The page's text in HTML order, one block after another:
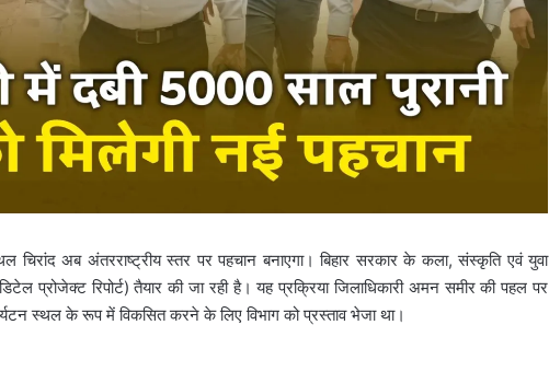
चिरांद अब अंतरराष्ट्रीय स्तर पर पहचान बनाएगा। बिहार सरकार के कला, संस्कृति एवं युवा
प्रोजेक्ट रिपोर्ट) तैयार की जा रही है। यह प्रक्रिया जिलाधिकारी अमन समीर की पहल पर
स्थल के रूप में विकसित करने के लिए विभाग को प्रस्ताव भेजा था।